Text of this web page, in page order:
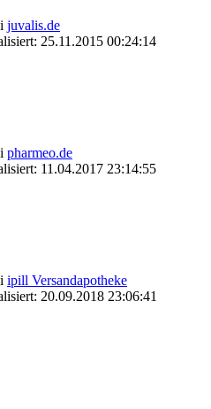
juvalis.de
25.11.2015 00:24:14
pharmeo.de
11.04.2017 23:14:55
ipill Versandapotheke
20.09.2018 23:06:41